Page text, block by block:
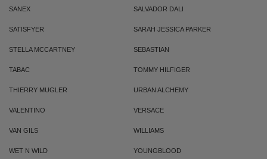
SANEX SALVADOR DALI
SATISFYER SARAH JESSICA PARKER
STELLA MCCARTNEY SEBASTIAN
TABAC TOMMY HILFIGER
THIERRY MUGLER URBAN ALCHEMY
VALENTINO VERSACE
VAN GILS WILLIAMS
WET N WILD YOUNGBLOOD